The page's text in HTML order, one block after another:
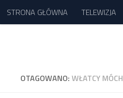
Przejdź do treści
STRONA GŁÓWNA TELEWIZJA
OTAGOWANO: WŁATCY MÓCH